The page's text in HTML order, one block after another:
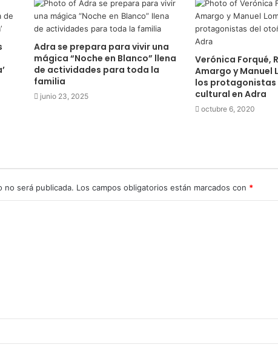
Adra se prepara para vivir una
mágica “Noche en Blanco” llena
de actividades para toda la
familia
junio 23, 2025
Verónica Forqué,
Amargo y Manuel
los protagonistas
cultural en Adra
octubre 6, 2020
no será publicada. Los campos obligatorios están marcados con *